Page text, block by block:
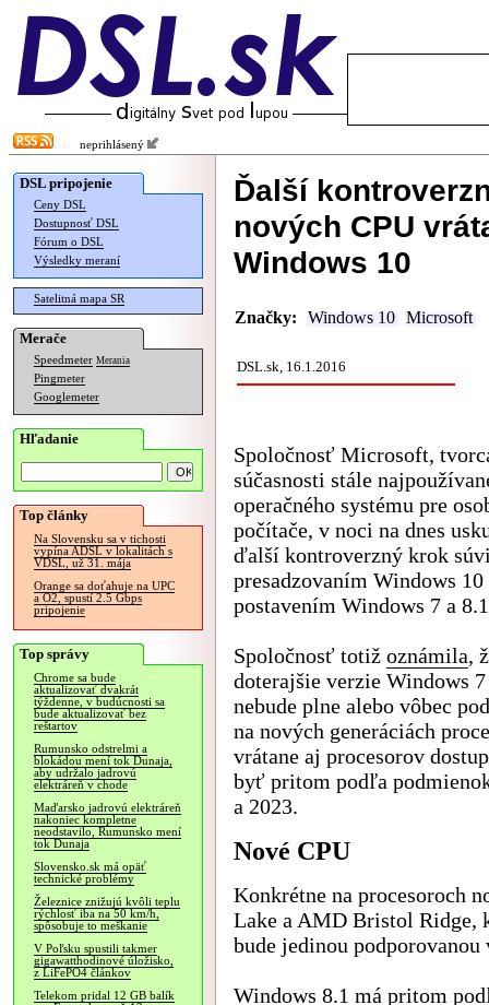
neprihlásený
DSL pripojenie
Ceny DSL
Dostupnosť DSL
Fórum o DSL
Výsledky meraní
Satelitná mapa SR
Merače
Speedmeter Merania
Pingmeter
Googlemeter
Hľadanie
Top články
Na Slovensku sa v tichosti
vypína ADSL v lokalitách s
VDSL, už 31. mája
Orange sa doťahuje na UPC
a O2, spustí 2.5 Gbps
pripojenie
Top správy
Chrome sa bude
aktualizovať dvakrát
týždenne, v budúcnosti sa
bude aktualizovať bez
reštartov
Rumunsko odstrelmi a
blokádou mení tok Dunaja,
aby udržalo jadrovú
elektráreň v chode
Maďarsko jadrovú elektráreň
nakoniec kompletne
neodstavilo, Rumunsko mení
tok Dunaja
Slovensko.sk má opäť
technické problémy
Železnice znižujú kvôli teplu
rýchlosť iba na 50 km/h,
spôsobuje to meškanie
V Poľsku spustili takmer
gigawatthodinové úložisko,
z LiFePO4 článkov
Telekom pridal 12 GB balík
Ďalší
nových CPU
Windows 10
Značky: Windows 10 Microsoft
DSL.sk, 16.1.2016
Spoločnosť Microsoft,
súčasnosti stále
operačného systému pre
počítače, v noci na dnes
ďalší kontroverzný krok
presadzovaním Windows 10
postavením Windows 7 a
Spoločnosť totiž oznámila,
doterajšie verzie Windows 7
nebude plne alebo vôbec
na nových generáciách
vrátane aj procesorov
byť pritom podľa
a 2023.
Nové CPU
Konkrétne na procesoroch
Lake a AMD Bristol Ridge,
bude jedinou
Windows 8.1 má pritom